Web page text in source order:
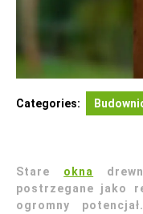
Categories:
Stare okna
postrzegane jako
ogromny